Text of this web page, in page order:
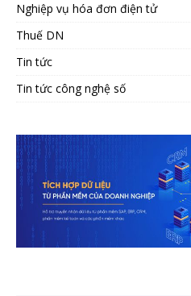
Nghiệp vụ hóa đơn điện tử
Thuế DN
Tin tức
Tin tức công nghệ số